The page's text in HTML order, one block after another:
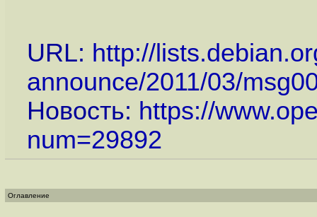
URL: http://
announce/2011/03/
Новость: https://
num=29892
Оглавление